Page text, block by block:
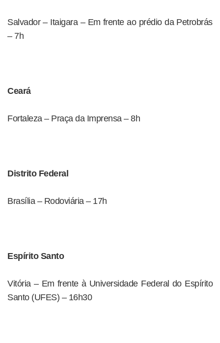
Salvador – Itaigara – Em frente ao prédio da Petrobrás
– 7h
Ceará
Fortaleza – Praça da Imprensa – 8h
Distrito Federal
Brasília – Rodoviária – 17h
Espírito Santo
Vitória – Em frente à Universidade Federal do Espírito
Santo (UFES) – 16h30